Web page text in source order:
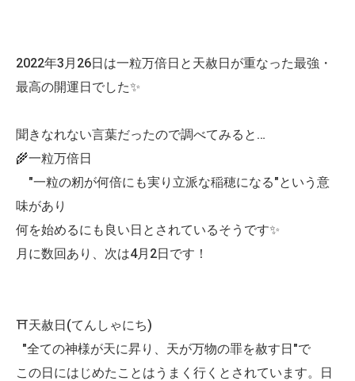
2022年3月26日は一粒万倍日と天赦日が重なった最強・
最高の開運日でした✨
聞きなれない言葉だったので調べてみると…
🌾一粒万倍日
"一粒の籾が何倍にも実り立派な稲穂になる"という意
味があり
何を始めるにも良い日とされているそうです✨
月に数回あり、次は4月2日です！
⛩天赦日(てんしゃにち)
"全ての神様が天に昇り、天が万物の罪を赦す日"で
この日にはじめたことはうまく行くとされています。日